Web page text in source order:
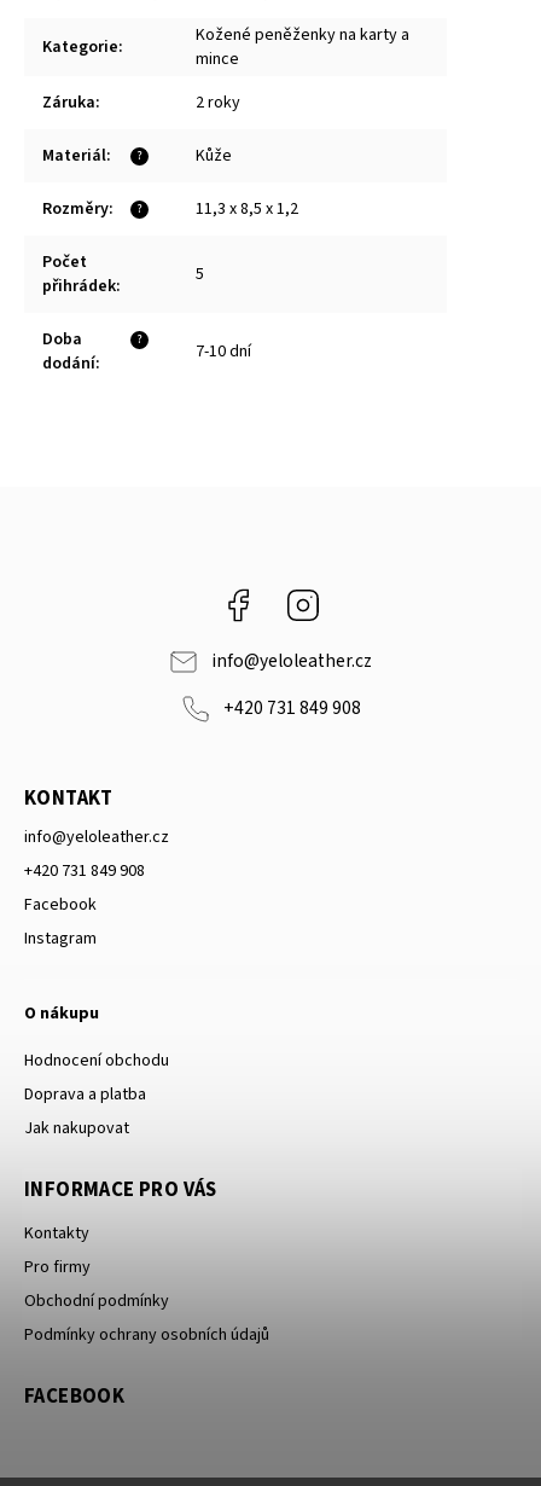
Kategorie:
Kožené peněženky na karty a
mince
Záruka: 2 roky
?
Materiál: Kůže
?
Rozměry: 11,3 x 8,5 x 1,2
Počet
přihrádek: 5
?
Doba
dodání: 7-10 dní
Facebook
info@yeloleather.cz
+420 731 849 908
KONTAKT
info@yeloleather.cz
+420 731 849 908
Facebook
Instagram
O nákupu
Hodnocení obchodu
Doprava a platba
Jak nakupovat
INFORMACE PRO VÁS
Kontakty
Pro firmy
Obchodní podmínky
Podmínky ochrany osobních údajů
FACEBOOK